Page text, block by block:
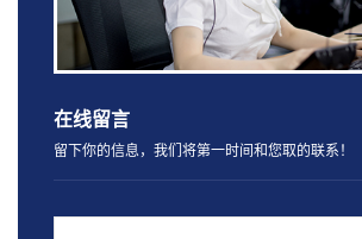
在线留言
留下你的信息，我们将第一时间和您取的联系！